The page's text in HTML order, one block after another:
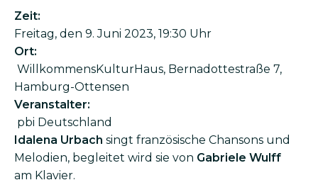
Zeit:
Frei­tag, den 9. Juni 2023, 19:30 Uhr
Ort:
Willkommens­KulturHaus, Bernadotte­straße 7,
Hamburg-Ottensen
Veranstalter:
pbi Deutschland
Idalena Urbach singt französische Chansons und
Melodien, begleitet wird sie von Gabriele Wulff
am Klavier.